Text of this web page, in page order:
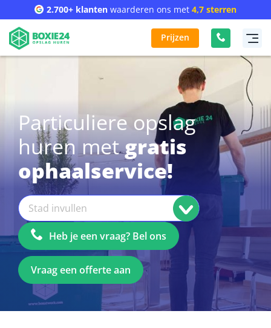
2.700+ klanten waarderen ons met 4,7 sterren
Prijzen
Particuliere opslag
huren metgratis
ophaalservice!
Heb je een vraag? Bel ons
Vraag een offerte aan